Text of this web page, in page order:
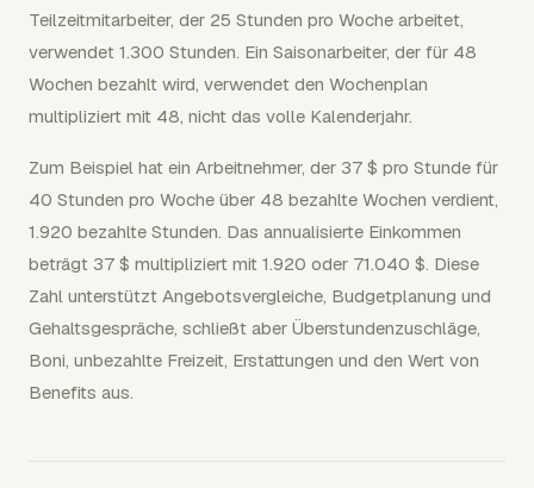
Teilzeitmitarbeiter, der 25 Stunden pro Woche arbeitet,
verwendet 1.300 Stunden. Ein Saisonarbeiter, der für 48
Wochen bezahlt wird, verwendet den Wochenplan
multipliziert mit 48, nicht das volle Kalenderjahr.
Zum Beispiel hat ein Arbeitnehmer, der 37 $ pro Stunde für
40 Stunden pro Woche über 48 bezahlte Wochen verdient,
1.920 bezahlte Stunden. Das annualisierte Einkommen
beträgt 37 $ multipliziert mit 1.920 oder 71.040 $. Diese
Zahl unterstützt Angebotsvergleiche, Budgetplanung und
Gehaltsgespräche, schließt aber Überstundenzuschläge,
Boni, unbezahlte Freizeit, Erstattungen und den Wert von
Benefits aus.